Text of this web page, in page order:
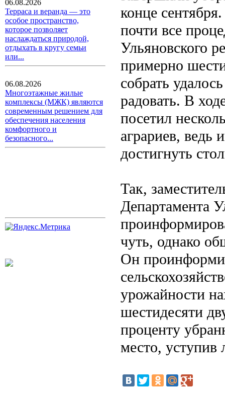
06.08.2026
Терраса и веранда — это
особое пространство,
которое позволяет
наслаждаться природой,
отдыхать в кругу семьи
или...
06.08.2026
Многоэтажные жилые
комплексы (МЖК) являются
современным решением для
обеспечения населения
комфортного и
безопасного...
конце
почти все
Ульяновского
примерно
собрать
радовать. В
посетил
аграриев, ведь
достигнуть
Так,
Департамента
чуть, однако
Он
урожайности
шестидесяти
проценту
место, уступив